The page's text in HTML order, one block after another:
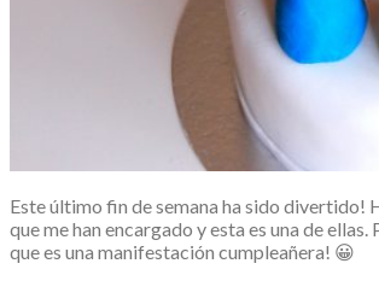
Este último fin de semana ha sido divertido!
que me han encargado y esta es una de
que es una manifestación cumpleañera! 😀